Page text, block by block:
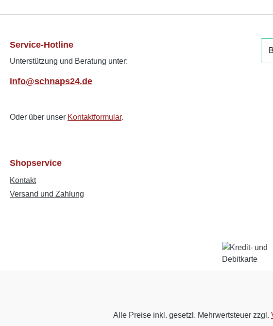
Service-Hotline
Unterstützung und Beratung unter:
info@schnaps24.de
Oder über unser Kontaktformular.
Shopservice
Kontakt
Versand und Zahlung
Alle Preise inkl. gesetzl. Mehrwertsteuer zzgl.